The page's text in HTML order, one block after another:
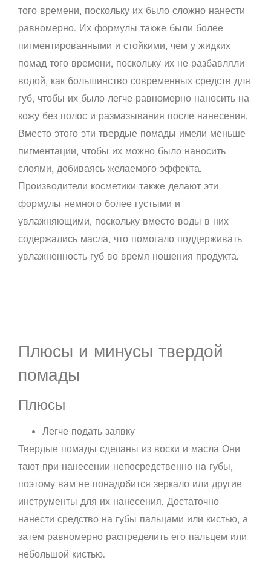
того времени, поскольку их было сложно нанести
равномерно. Их формулы также были более
пигментированными и стойкими, чем у жидких
помад того времени, поскольку их не разбавляли
водой, как большинство современных средств для
губ, чтобы их было легче равномерно наносить на
кожу без полос и размазывания после нанесения.
Вместо этого эти твердые помады имели меньше
пигментации, чтобы их можно было наносить
слоями, добиваясь желаемого эффекта.
Производители косметики также делают эти
формулы немного более густыми и
увлажняющими, поскольку вместо воды в них
содержались масла, что помогало поддерживать
увлажненность губ во время ношения продукта.
Плюсы и минусы твердой
помады
Плюсы
Легче подать заявку
Твердые помады сделаны из воски и масла Они
тают при нанесении непосредственно на губы,
поэтому вам не понадобится зеркало или другие
инструменты для их нанесения. Достаточно
нанести средство на губы пальцами или кистью, а
затем равномерно распределить его пальцем или
небольшой кистью.